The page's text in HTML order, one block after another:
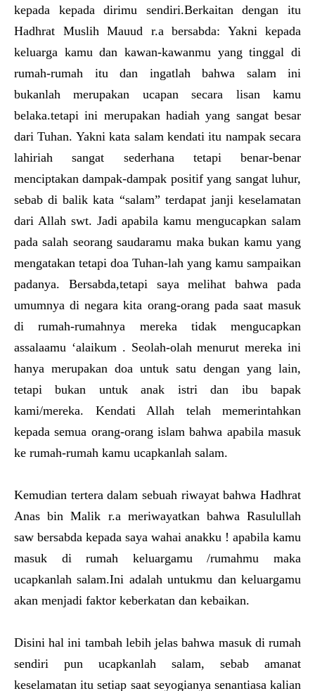
kepada kepada dirimu sendiri.Berkaitan dengan itu
Hadhrat Muslih Mauud r.a bersabda: Yakni kepada
keluarga kamu dan kawan-kawanmu yang tinggal di
rumah-rumah itu dan ingatlah bahwa salam ini
bukanlah merupakan ucapan secara lisan kamu
belaka.tetapi ini merupakan hadiah yang sangat besar
dari Tuhan. Yakni kata salam kendati itu nampak secara
lahiriah sangat sederhana tetapi benar-benar
menciptakan dampak-dampak positif yang sangat luhur,
sebab di balik kata “salam” terdapat janji keselamatan
dari Allah swt. Jadi apabila kamu mengucapkan salam
pada salah seorang saudaramu maka bukan kamu yang
mengatakan tetapi doa Tuhan-lah yang kamu sampaikan
padanya. Bersabda,tetapi saya melihat bahwa pada
umumnya di negara kita orang-orang pada saat masuk
di rumah-rumahnya mereka tidak mengucapkan
assalaamu ‘alaikum . Seolah-olah menurut mereka ini
hanya merupakan doa untuk satu dengan yang lain,
tetapi bukan untuk anak istri dan ibu bapak
kami/mereka. Kendati Allah telah memerintahkan
kepada semua orang-orang islam bahwa apabila masuk
ke rumah-rumah kamu ucapkanlah salam.
Kemudian tertera dalam sebuah riwayat bahwa Hadhrat
Anas bin Malik r.a meriwayatkan bahwa Rasulullah
saw bersabda kepada saya wahai anakku ! apabila kamu
masuk di rumah keluargamu /rumahmu maka
ucapkanlah salam.Ini adalah untukmu dan keluargamu
akan menjadi faktor keberkatan dan kebaikan.
Disini hal ini tambah lebih jelas bahwa masuk di rumah
sendiri pun ucapkanlah salam, sebab amanat
keselamatan itu setiap saat seyogianya senantiasa kalian